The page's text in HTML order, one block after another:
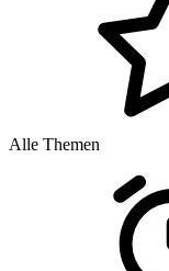
Alle Themen